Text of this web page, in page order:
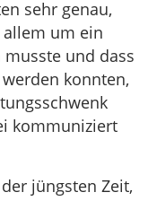
sehr genau,
allem um ein
und dass
konnten,
kommuniziert
jüngsten Zeit,